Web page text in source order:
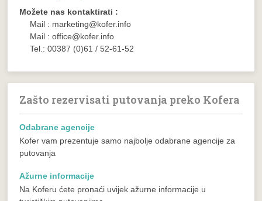
Možete nas kontaktirati :
Mail : marketing@kofer.info
Mail : office@kofer.info
Tel.: 00387 (0)61 / 52-61-52
Zašto rezervisati putovanja preko Kofera
Odabrane agencije
Kofer vam prezentuje samo najbolje odabrane agencije za
putovanja
Ažurne informacije
Na Koferu ćete pronaći uvijek ažurne informacije u